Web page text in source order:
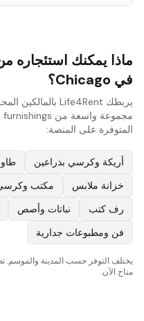
في Chicago؟
المتوفرة على المنصة:
أريكة وكرسي بذراعين
خزانة ملابس
مكتب
رف كتب
نباتات وأصص
فن ومطبوعات جدارية
متاح الآن.